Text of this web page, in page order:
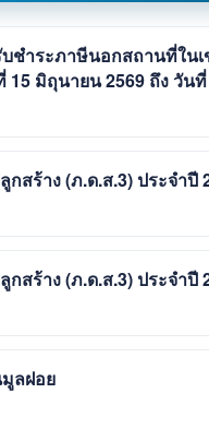
ชำระภาษีนอกสถานที่ใน
15 มิถุนายน 2569 ถึง วั
สร้าง (ภ.ด.ส.3) ประจำปี
สร้าง (ภ.ด.ส.3) ประจำปี
ลฝอย